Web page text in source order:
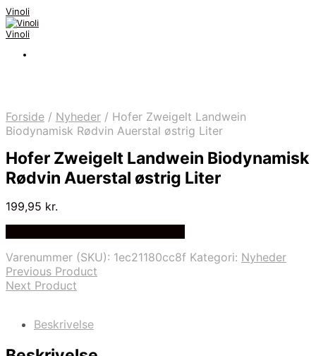
Vinoli
Vinoli
Forside / Nyheder / Hofer Zweigelt Landwein
Biodynamisk Rødvin Auerstal østrig Liter
Hofer Zweigelt Landwein Biodynamisk
Rødvin Auerstal østrig Liter
199,95 kr.
Varenummer (SKU): 1ec21180cc8f Kategori: Nyheder
Previous Product
Next Product
Beskrivelse